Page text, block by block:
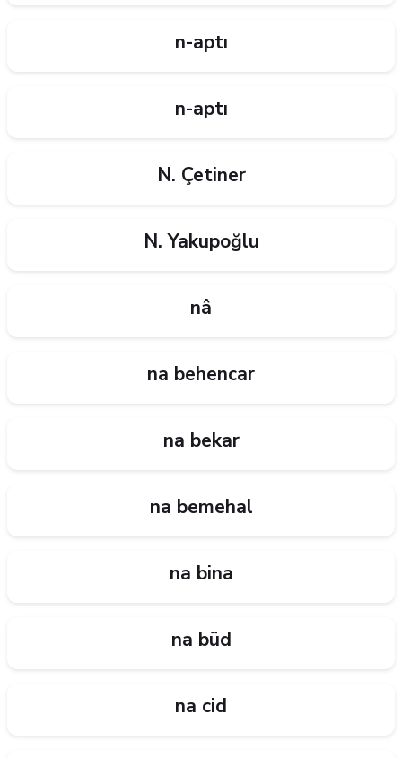
n-aptı
n-aptı
N. Çetiner
N. Yakupoğlu
nâ
na behencar
na bekar
na bemehal
na bina
na büd
na cid